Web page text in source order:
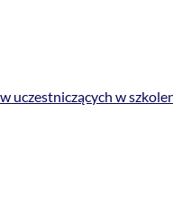
uczestniczących w